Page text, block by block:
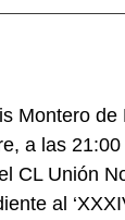
Montero
a las 21:00
CL Unión
al